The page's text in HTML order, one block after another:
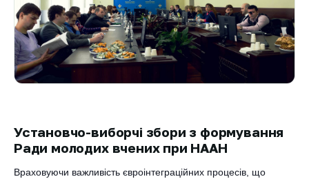
Установчо-виборчі збори з формування
Ради молодих вчених при НААН
Враховуючи важливість євроінтеграційних процесів, що